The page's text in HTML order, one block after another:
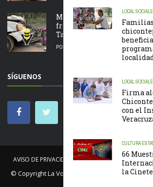
LOCAL
Familias
LOCAL
Firma
con el
CULTURA
66
la
Motociclista resulta
frente contra una
Tamazunchale
POR 05/08/
SÍGUENOS
AVISO DE PRIVACIDAD NOSOTROS NOTICIAS
© CopyrightLa Voz de Tantoyuca . Todos los